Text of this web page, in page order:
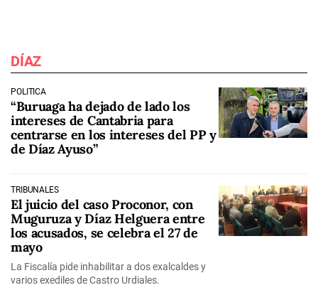
DÍAZ
POLÍTICA
“Buruaga ha dejado de lado los
intereses de Cantabria para
centrarse en los intereses del PP y
de Díaz Ayuso”
TRIBUNALES
El juicio del caso Proconor, con
Muguruza y Díaz Helguera entre
los acusados, se celebra el 27 de
mayo
La Fiscalía pide inhabilitar a dos exalcaldes y
varios exediles de Castro Urdiales.